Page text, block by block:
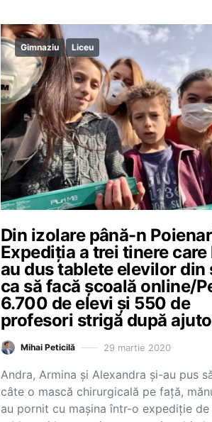
Gimnaziu Liceu
Din izolare până-n
Expediția a trei tinere care
au dus tablete elevilor din
ca să facă școală online/
6.700 de elevi și 550 de
profesori strigă după
Mihai Peticilă 29 martie 2020
Andra, Armina și Alexandra și-au pus
câte o mască chirurgicală pe față,
au pornit cu mașina într-o expediție